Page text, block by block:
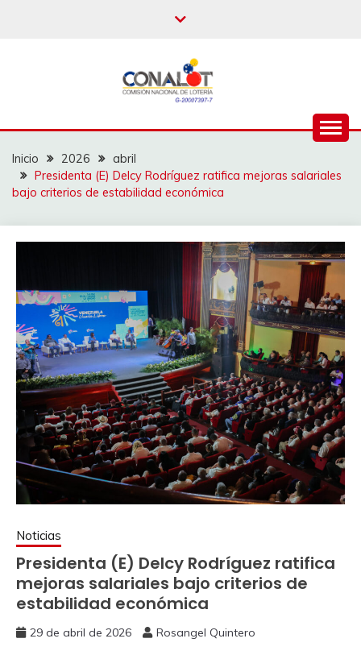
Inicio 2026
abril
Presidenta (E) Delcy Rodríguez ratifica mejoras salariales
bajo criterios de estabilidad económica
Noticias
Presidenta (E) Delcy Rodríguez ratifica
mejoras salariales bajo criterios de
estabilidad económica
29 de abril de 2026 Rosangel Quintero